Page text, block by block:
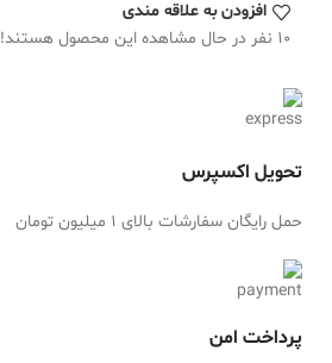
افزودن به علاقه مندی
10 نفر در حال مشاهده این محصول هستند!
تحویل اکسپرس
حمل رایگان سفارشات بالای 1 میلیون تومان
پرداخت امن